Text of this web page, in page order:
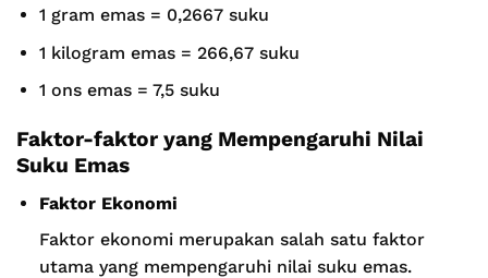
1 gram emas = 0,2667 suku
1 kilogram emas = 266,67 suku
1 ons emas = 7,5 suku
Faktor-faktor yang Mempengaruhi Nilai
Suku Emas
Faktor Ekonomi
Faktor ekonomi merupakan salah satu faktor
utama yang mempengaruhi nilai suku emas.